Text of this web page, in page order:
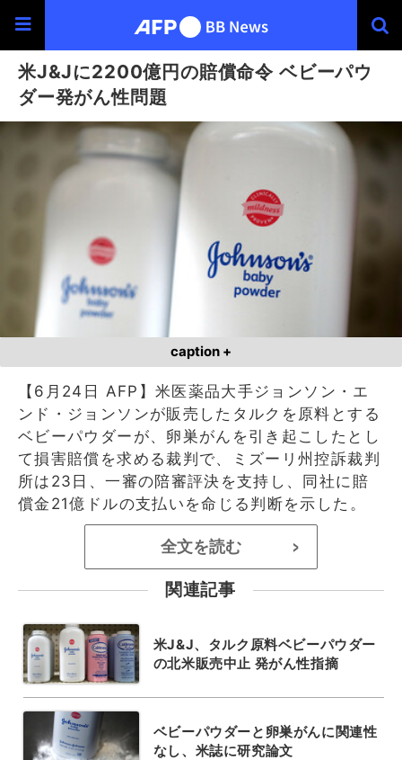
米J&Jに2200億円の賠償命令 ベビーパウ
ダー発がん性問題
caption +
【6月24日 AFP】米医薬品大手ジョンソン・エ
ンド・ジョンソンが販売したタルクを原料とする
ベビーパウダーが、卵巣がんを引き起こしたとし
て損害賠償を求める裁判で、ミズーリ州控訴裁判
所は23日、一審の陪審評決を支持し、同社に賠
償金21億ドルの支払いを命じる判断を示した。
全文を読む >
関連記事
米J&J、タルク原料ベビーパウダー
の北米販売中止 発がん性指摘
ベビーパウダーと卵巣がんに関連性
なし、米誌に研究論文